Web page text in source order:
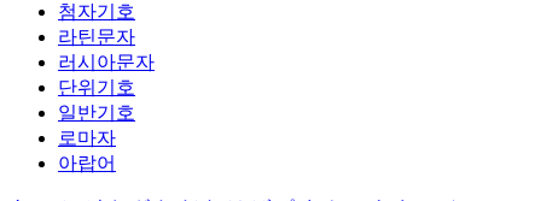
첨자기호
라틴문자
러시아문자
단위기호
일반기호
로마자
아랍어